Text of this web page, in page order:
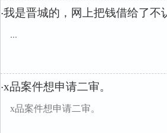
·我是晋城的，网上把钱借给了不
...
·x品案件想申请二审。
x品案件想申请二审。